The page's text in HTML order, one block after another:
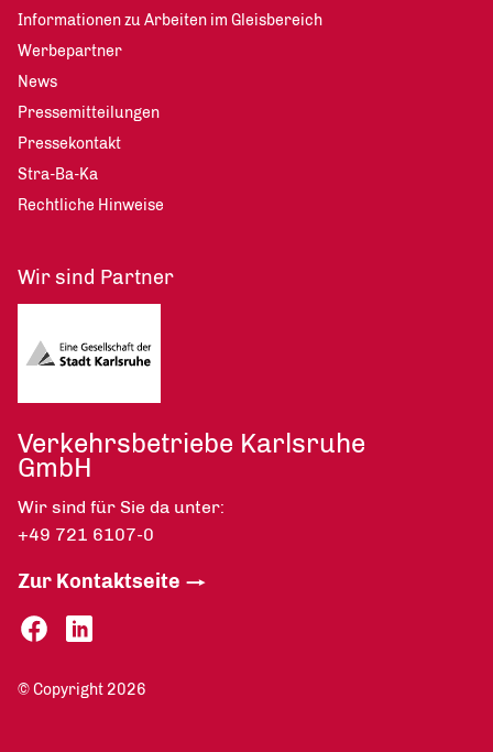
Informationen zu Arbeiten im Gleisbereich
Werbepartner
News
Pressemitteilungen
Pressekontakt
Stra-Ba-Ka
Rechtliche Hinweise
Wir sind Partner
Verkehrsbetriebe Karlsruhe
GmbH
Wir sind für Sie da unter:
+49 721 6107-0
Zur Kontaktseite
© Copyright 2026